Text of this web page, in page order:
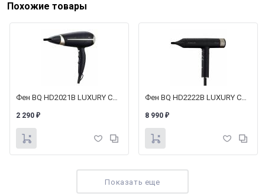
Похожие товары
Фен BQ HD2021B LUXURY COLLECTION
2 290 ₽
Фен BQ HD2222B LUXURY COLLECTION
8 990 ₽
Показать еще